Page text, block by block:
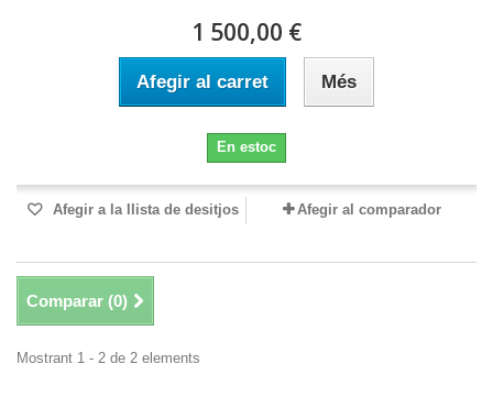
1 500,00 €
Afegir al carret Més
En estoc
Afegir a la llista de desitjos Afegir al comparador
Comparar (0)
Mostrant 1 - 2 de 2 elements